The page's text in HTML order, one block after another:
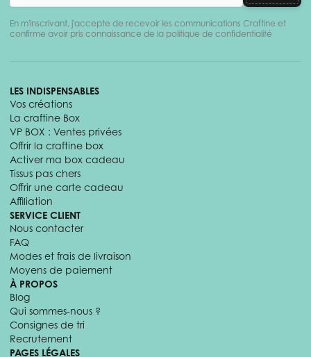
En m'inscrivant, j'accepte de recevoir les communications Craftine et
confirme avoir pris connaissance de la politique de confidentialité
LES INDISPENSABLES
Vos créations
La craftine Box
VP BOX : Ventes privées
Offrir la craftine box
Activer ma box cadeau
Tissus pas chers
Offrir une carte cadeau
Affiliation
SERVICE CLIENT
Nous contacter
FAQ
Modes et frais de livraison
Moyens de paiement
À PROPOS
Blog
Qui sommes-nous ?
Consignes de tri
Recrutement
PAGES LÉGALES